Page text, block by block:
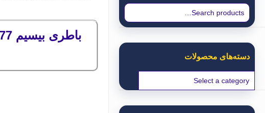
باطری بیسیم MT777
دسته‌های محصولات